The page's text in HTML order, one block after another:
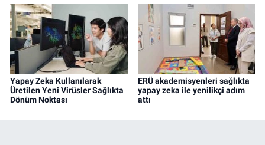
Yapay Zeka Kullanılarak
Üretilen Yeni Virüsler Sağlıkta
Dönüm Noktası
ERÜ akademisyenleri sağlıkta
yapay zeka ile yenilikçi adım
attı